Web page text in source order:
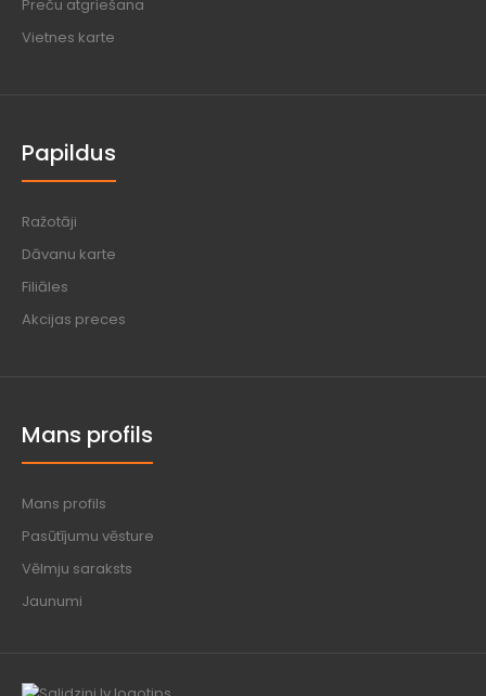
Preču atgriešana
Vietnes karte
Papildus
Ražotāji
Dāvanu karte
Filiāles
Akcijas preces
Mans profils
Mans profils
Pasūtījumu vēsture
Vēlmju saraksts
Jaunumi